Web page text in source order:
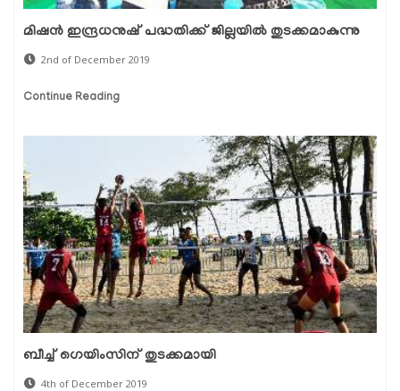
മിഷന്‍ ഇന്ദ്രധനുഷ് പദ്ധതിക്ക് ജില്ലയില്‍ തുടക്കമാകുന്നു
2nd of December 2019
Continue Reading
ബീച്ച് ഗെയിംസിന് തുടക്കമായി
4th of December 2019